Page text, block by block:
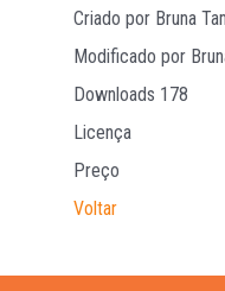
Criado por Bruna
Modificado por
Downloads 178
Licença
Preço
Voltar